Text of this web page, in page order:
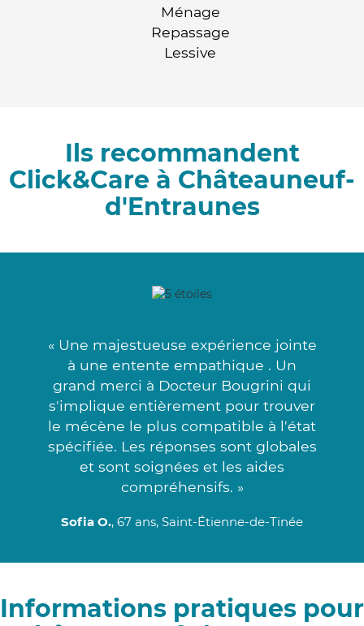
Ménage
Repassage
Lessive
Ils recommandent
Click&Care à Châteauneuf-
d'Entraunes
« Une majestueuse expérience jointe
à une entente empathique . Un
grand merci à Docteur Bougrini qui
s'implique entièrement pour trouver
le mécène le plus compatible à l'état
spécifiée. Les réponses sont globales
et sont soignées et les aides
compréhensifs. »
Sofia O., 67 ans, Saint-Étienne-de-Tinée
Informations pratiques pour